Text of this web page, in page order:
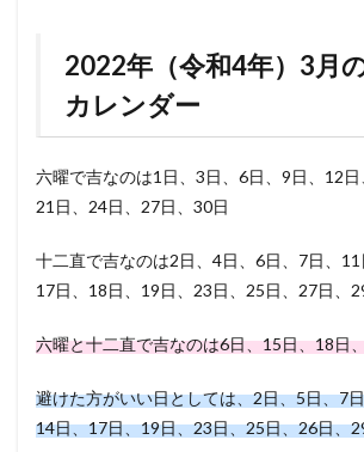
2022年（令和4年）3月
カレンダー
六曜で吉なのは1日、3日、6日、9日、12日
21日、24日、27日、30日
十二直で吉なのは2日、4日、6日、7日、11
17日、18日、19日、23日、25日、27日、
六曜と十二直で吉なのは6日、15日、18日
避けた方がいい日としては、2日、5日、7
14日、17日、19日、23日、25日、26日、